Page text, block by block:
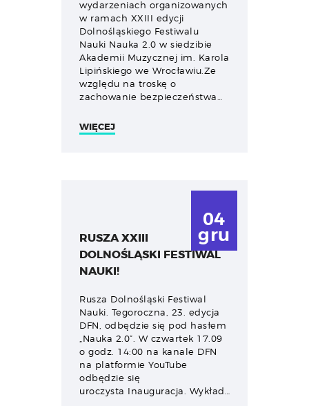
wydarzeniach organizowanych
w ramach XXIII edycji
Dolnośląskiego Festiwalu
Nauki Nauka 2.0 w siedzibie
Akademii Muzycznej im. Karola
Lipińskiego we Wrocławiu.Ze
względu na troskę o
zachowanie bezpieczeństwa…
WIĘCEJ
04
gru
RUSZA XXIII
DOLNOŚLĄSKI FESTIWAL
NAUKI!
Rusza Dolnośląski Festiwal
Nauki. Tegoroczna, 23. edycja
DFN, odbędzie się pod hasłem
„Nauka 2.0”. W czwartek 17.09
o godz. 14:00 na kanale DFN
na platformie YouTube
odbędzie się
uroczysta Inauguracja. Wykład…